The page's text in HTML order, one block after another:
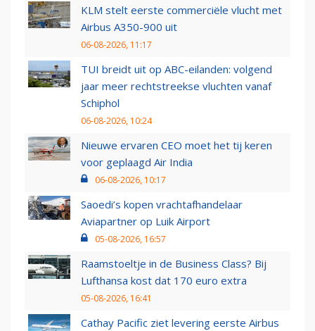
KLM stelt eerste commerciële vlucht met
Airbus A350-900 uit
06-08-2026, 11:17
TUI breidt uit op ABC-eilanden: volgend
jaar meer rechtstreekse vluchten vanaf
Schiphol
06-08-2026, 10:24
Nieuwe ervaren CEO moet het tij keren
voor geplaagd Air India
06-08-2026, 10:17
Saoedi’s kopen vrachtafhandelaar
Aviapartner op Luik Airport
05-08-2026, 16:57
Raamstoeltje in de Business Class? Bij
Lufthansa kost dat 170 euro extra
05-08-2026, 16:41
Cathay Pacific ziet levering eerste Airbus